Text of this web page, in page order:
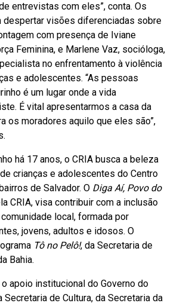
entrevistas com eles”, conta. Os
despertar visões diferenciadas sobre
com presença de Iviane
Feminina, e Marlene Vaz, socióloga,
no enfrentamento à violência
e adolescentes. “As pessoas
é um lugar onde a vida
É vital apresentarmos a casa da
os moradores aquilo que eles são”,
há 17 anos, o CRIA busca a beleza
crianças e adolescentes do Centro
de Salvador. O Diga Aí, Povo do
CRIA, visa contribuir com a inclusão
local, formada por
jovens, adultos e idosos. O
Tô no Pelô!, da Secretaria de
Bahia.
apoio institucional do Governo do
Secretaria de Cultura, da Secretaria da